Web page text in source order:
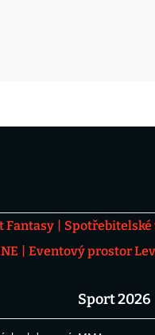
Fantasy Spotřebitelské
Eventový prostor
Sport 2026